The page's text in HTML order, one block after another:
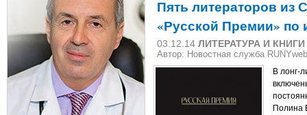
Пять литераторов
«Русской Премии» по
03.12.14 ЛИТЕРАТУРА И КНИГИ
Автор: Новостная служба RUNYweb
В лонг-
Полина